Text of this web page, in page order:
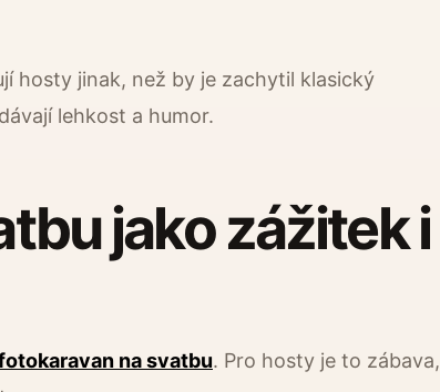
hosty jinak, než by je zachytil klasický
lehkost a humor.
jako zážitek i
na svatbu. Pro hosty je to zábava,